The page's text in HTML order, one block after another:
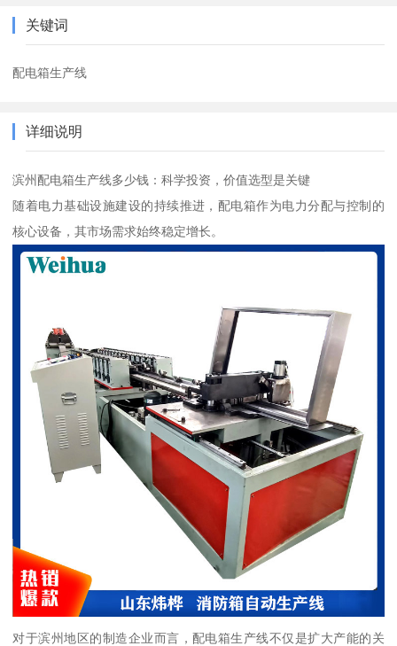
关键词
配电箱生产线
详细说明
滨州配电箱生产线多少钱：科学投资，价值选型是关键
随着电力基础设施建设的持续推进，配电箱作为电力分配与控制的
核心设备，其市场需求始终稳定增长。
对于滨州地区的制造企业而言，配电箱生产线不仅是扩大产能的关